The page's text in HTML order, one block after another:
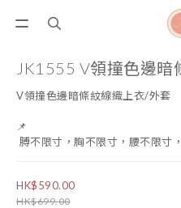
JK1555 V領撞色邊暗
V領撞色邊暗條紋線織上衣/外套
📌
膊不限寸，胸不限寸，腰不限寸
HK$590.00
HK$699.00